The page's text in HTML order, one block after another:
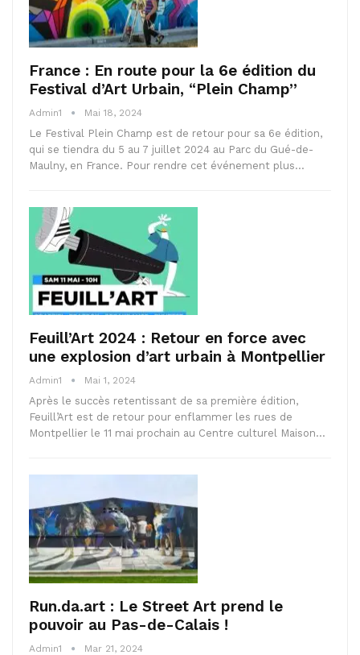
France : En route pour la 6e édition du
Festival d’Art Urbain, “Plein Champ”
Admin1 Mai 18, 2024
Le Festival Plein Champ est de retour pour sa 6e édition,
qui se tiendra du 5 au 7 juillet 2024 au Parc du Gué-de-
Maulny, en France. Pour rendre cet événement plus…
Feuill’Art 2024 : Retour en force avec
une explosion d’art urbain à Montpellier
Admin1 Mai 1, 2024
Après le succès retentissant de sa première édition,
Feuill’Art est de retour pour enflammer les rues de
Montpellier le 11 mai prochain au Centre culturel Maison…
Run.da.art : Le Street Art prend le
pouvoir au Pas-de-Calais !
Admin1 Mar 21, 2024